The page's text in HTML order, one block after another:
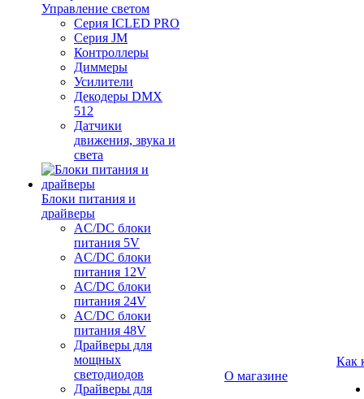
Управление светом
Серия ICLED PRO
Серия JM
Контроллеры
Диммеры
Усилители
Декодеры DMX
512
Датчики
движения, звука и
света
Блоки питания и
драйверы
AC/DC блоки
питания 5V
AC/DC блоки
питания 12V
AC/DC блоки
питания 24V
AC/DC блоки
питания 48V
Драйверы для
мощных
светодиодов
Драйверы для
О магазине
Как